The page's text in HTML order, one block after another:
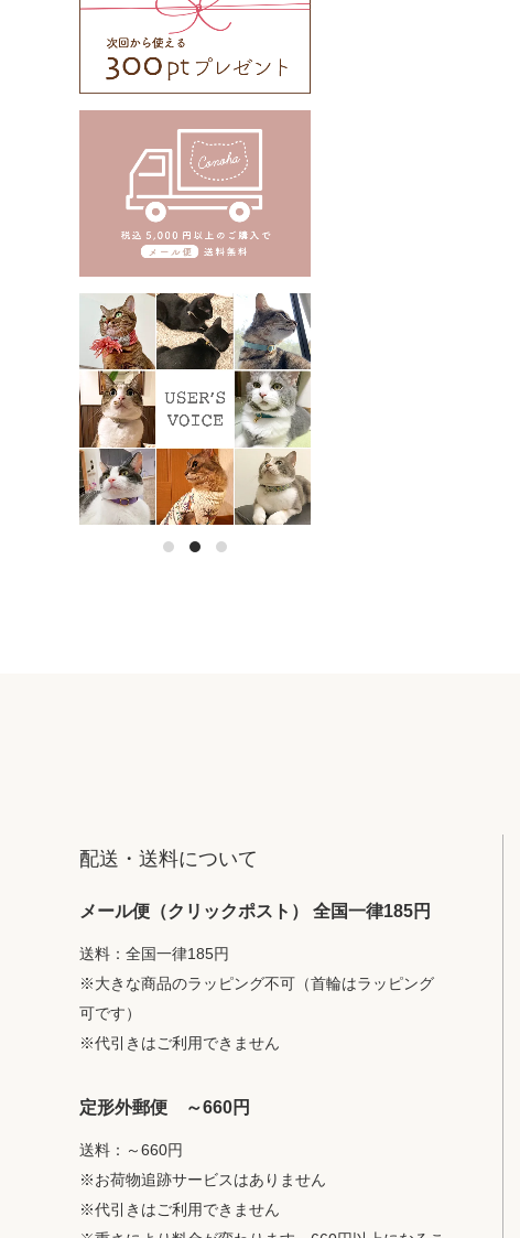
配送・送料について
メール便（クリックポスト） 全国一律185円
送料：全国一律185円
※大きな商品のラッピング不可（首輪はラッピング
可です）
※代引きはご利用できません
定形外郵便 ～660円
送料：～660円
※お荷物追跡サービスはありません
※代引きはご利用できません